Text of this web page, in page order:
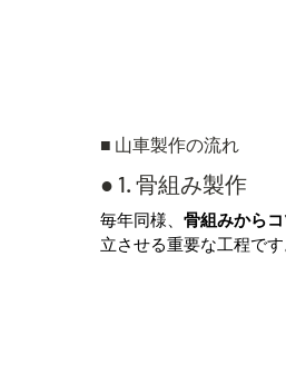
■ 山車製作の流れ
● 1. 骨組み製作
毎年同様、 骨組みから
立させる重要な工程です